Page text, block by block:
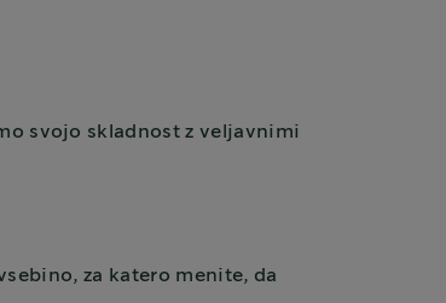
svojo skladnost z veljavnimi
za katero menite, da